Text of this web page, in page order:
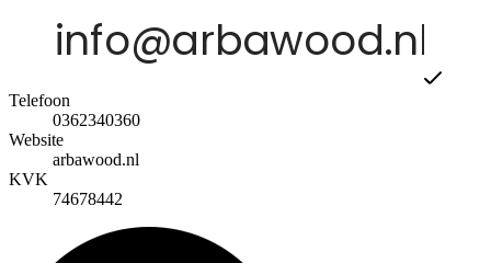
Telefoon
0362340360
Website
arbawood.nl
KVK
74678442